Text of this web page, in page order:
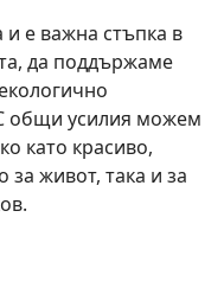
и е важна стъпка в
да поддържаме
общи усилия можем
като красиво,
за живот, така и за